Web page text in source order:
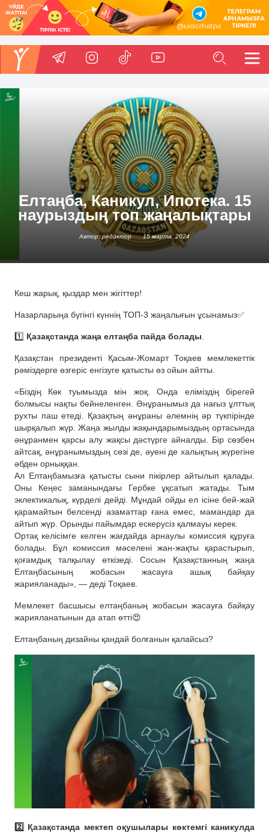
Елтаңба, Каникул, Ипотека. 15
наурыздың топ жаңалықтары
Автор: редактор 15 марта, 2024
Кеш жарық, қыздар мен жігіттер!
Назарларыңа бүгінгі күннің ТОП-3 жаңалығын ұсынамыз✅
1️⃣ Қазақстанда жаңа елтаңба пайда болады.
Қазақстан президенті Қасым-Жомарт Тоқаев мемлекеттік
рәміздерге өзгеріс енгізуге қатысты өз ойын айтты.
«Біздің Көк туымызда мін жоқ. Онда еліміздің бірегей
болмысы нақты бейнеленген. Әнұранымыз да нағыз ұлттық
рухты паш етеді. Қазақтың әнұраны әлемнің әр түкпірінде
шырқалып жүр. Жаңа жылды жақындарымыздың ортасында
әнұранмен қарсы алу жақсы дәстүрге айналды. Бір сөзбен
айтсақ, әнұранымыздың сөзі де, әуені де халықтың жүрегіне
әбден орныққан.
Ал Елтаңбамызға қатысты сыни пікірлер айтылып қалады.
Оны Кеңес заманындағы Гербке ұқсатып жатады. Тым
эклектикалық, күрделі дейді. Мұндай ойды ел ісіне бей-жай
қарамайтын белсенді азаматтар ғана емес, мамандар да
айтып жүр. Орынды пайымдар ескерусіз қалмауы керек.
Ортақ келісімге келген жағдайда арнаулы комиссия құруға
болады. Бұл комиссия мәселені жан-жақты қарастырып,
қоғамдық талқылау өткізеді. Сосын Қазақстанның жаңа
Елтаңбасының жобасын жасауға ашық байқау
жарияланады», — деді Тоқаев.
Мемлекет басшысы елтаңбаның жобасын жасауға байқау
жарияланатынын да атап өтті😍
Елтаңбаның дизайны қандай болғанын қалайсыз?
2️⃣ Қазақстанда мектеп оқушылары көктемгі каникулда